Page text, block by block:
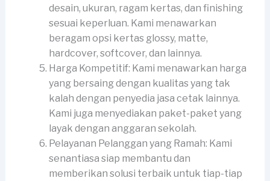
desain, ukuran, ragam kertas, dan finishing
sesuai keperluan. Kami menawarkan
beragam opsi kertas glossy, matte,
hardcover, softcover, dan lainnya.
Harga Kompetitif: Kami menawarkan harga
yang bersaing dengan kualitas yang tak
kalah dengan penyedia jasa cetak lainnya.
Kami juga menyediakan paket-paket yang
layak dengan anggaran sekolah.
Pelayanan Pelanggan yang Ramah: Kami
senantiasa siap membantu dan
memberikan solusi terbaik untuk tiap-tiap